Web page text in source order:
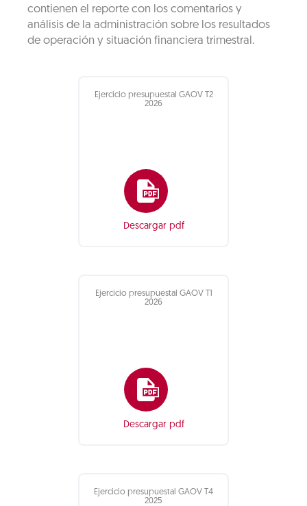
contienen el reporte con los comentarios y
análisis de la administración sobre los resultados
de operación y situación financiera trimestral.
Ejercicio presupuestal GAOV T2
2026
Descargar pdf
Ejercicio presupuestal GAOV T1
2026
Descargar pdf
Ejercicio presupuestal GAOV T4
2025